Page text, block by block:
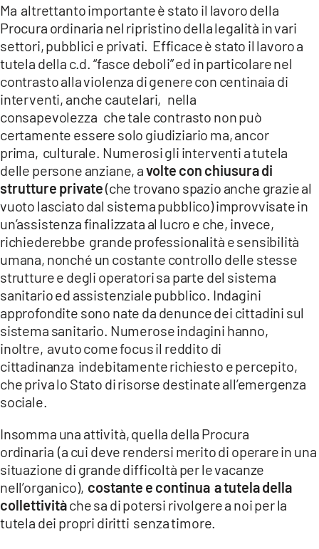
Ma altrettanto importante è stato il lavoro della
Procura ordinaria nel ripristino della legalità in vari
settori, pubblici e privati. Efficace è stato il lavoro a
tutela della c.d. “fasce deboli” ed in particolare nel
contrasto alla violenza di genere con centinaia di
interventi, anche cautelari, nella
consapevolezza che tale contrasto non può
certamente essere solo giudiziario ma, ancor
prima, culturale. Numerosi gli interventi a tutela
delle persone anziane, avolte con chiusura di
strutture private(che trovano spazio anche grazie al
vuoto lasciato dal sistema pubblico) improvvisate in
un’assistenza finalizzata al lucro e che, invece,
richiederebbe grande professionalità e sensibilità
umana, nonché un costante controllo delle stesse
strutture e degli operatori sa parte del sistema
sanitario ed assistenziale pubblico. Indagini
approfondite sono nate da denunce dei cittadini sul
sistema sanitario. Numerose indagini hanno,
inoltre, avuto come focus il reddito di
cittadinanza indebitamente richiesto e percepito,
che priva lo Stato di risorse destinate all’emergenza
sociale.
Insomma una attività, quella della Procura
ordinaria (a cui deve rendersi merito di operare in una
situazione di grande difficoltà per le vacanze
nell’organico), costante e continua a tutela della
collettivitàche sa di potersi rivolgere a noi per la
tutela dei propri diritti senza timore.